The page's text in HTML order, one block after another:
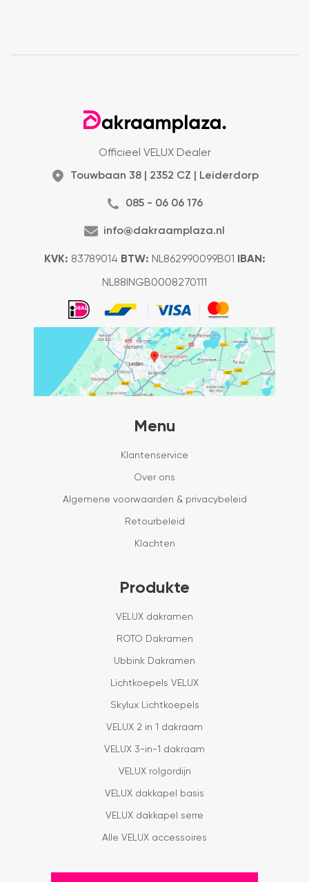
Officieel VELUX Dealer
Touwbaan 38 | 2352 CZ | Leiderdorp
085 - 06 06 176
info@dakraamplaza.nl
KVK: 83789014 BTW: NL862990099B01 IBAN:
NL88INGB0008270111
Menu
Klantenservice
Over ons
Algemene voorwaarden & privacybeleid
Retourbeleid
Klachten
Produkte
VELUX dakramen
ROTO Dakramen
Ubbink Dakramen
Lichtkoepels VELUX
Skylux Lichtkoepels
VELUX 2 in 1 dakraam
VELUX 3-in-1 dakraam
VELUX rolgordijn
VELUX dakkapel basis
VELUX dakkapel serre
Alle VELUX accessoires